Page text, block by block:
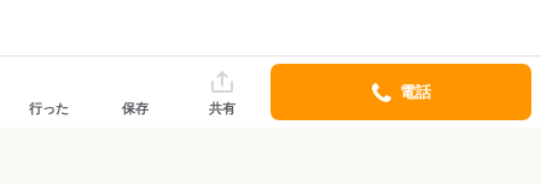
行った 保存 共有
電話